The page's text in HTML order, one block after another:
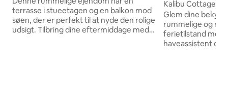
terrasse i stueetagen og en balkon mod
søen, der er perfekt til at nyde den rolige
udsigt. Tilbring dine eftermiddage med
Kalibu Cottage
Glem dine
rummelige og
ferietilstand med
haveassistent og